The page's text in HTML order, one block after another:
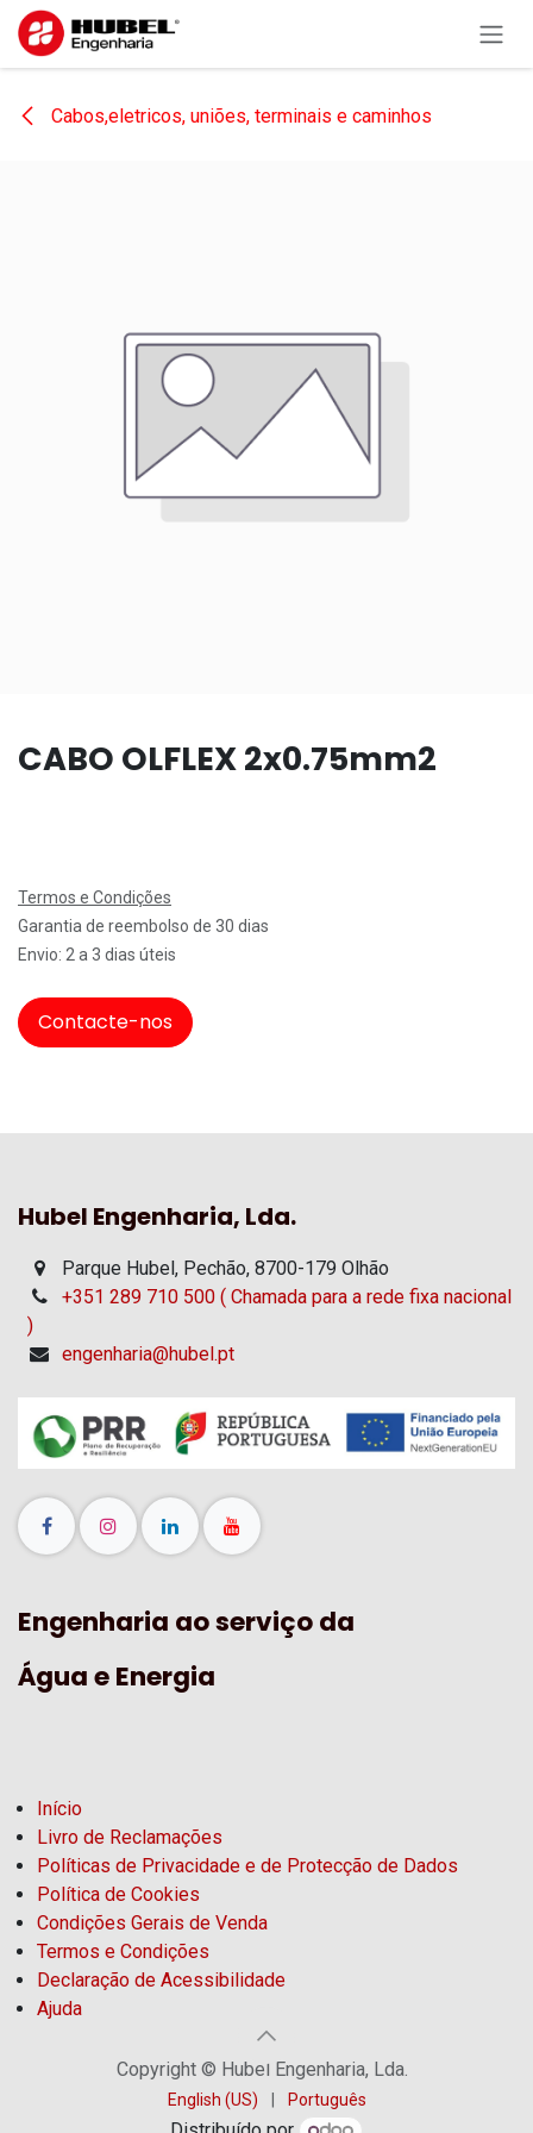
Pular para o conteúdo
Cabos,eletricos, uniões, terminais e caminhos
CABO OLFLEX 2x0.75mm2
Termos e Condições
Garantia de reembolso de 30 dias
Envio: 2 a 3 dias úteis
Contacte-nos
Hubel Engenharia, Lda.
Parque Hubel, Pechão, 8700-179 Olhão
+351 289 710 500 ( Chamada para a rede fixa nacional
)
engenharia@hubel.pt
Engenharia ao serviço da
Água e Energia
Início
Livro de Reclamações
Políticas de Privacidade e de Protecção de Dados
Política de Cookies
Condições Gerais de Venda
Termos e Condições
Declaração de Acessibilidade
Ajuda
Copyright © Hubel Engenharia, Lda.
English (US) Português